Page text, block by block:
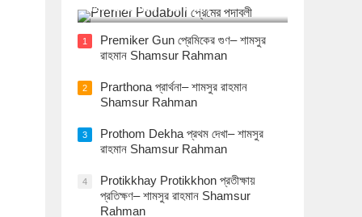
রাহমান Shamsur Rahman
1
Premiker Gun প্রেমিকের গুণ– শামসুর
রাহমান Shamsur Rahman
2
Prarthona প্রার্থনা– শামসুর রাহমান
Shamsur Rahman
3
Prothom Dekha প্রথম দেখা– শামসুর
রাহমান Shamsur Rahman
4
Protikkhay Protikkhon প্রতীক্ষায়
প্রতিক্ষণ– শামসুর রাহমান Shamsur
Rahman